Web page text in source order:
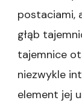
postaciami,
głąb
tajemnice
niezwykle
element jej